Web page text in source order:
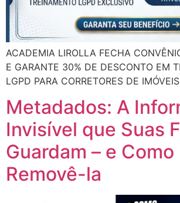
ACADEMIA LIROLLA FECHA
E GARANTE 30% DE DESCONTO EM
LGPD PARA CORRETORES DE IMÓVEIS
Metadados: A
Invisível que Suas
Guardam – e Como
Removê-la